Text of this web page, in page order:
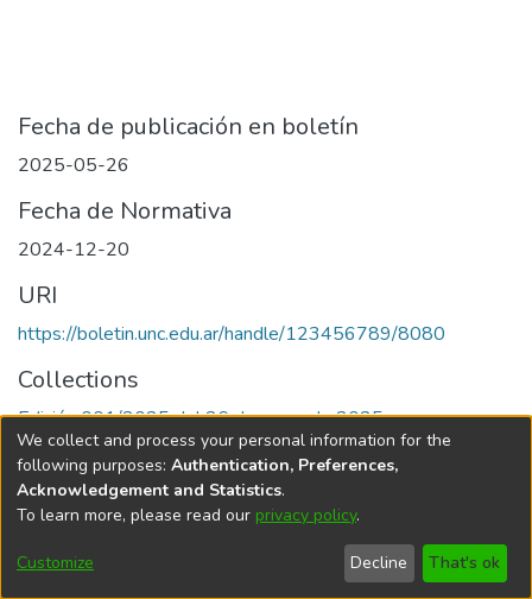
Fecha de publicación en boletín
2025-05-26
Fecha de Normativa
2024-12-20
URI
https://boletin.unc.edu.ar/handle/123456789/8080
Collections
Edición 001/2025 del 26 de mayo de 2025
Universidad Nacional de Córdoba
We collect and process your personal information for the
following purposes: Authentication, Preferences,
Acknowledgement and Statistics.
To learn more, please read our privacy policy.
Customize Decline That's ok